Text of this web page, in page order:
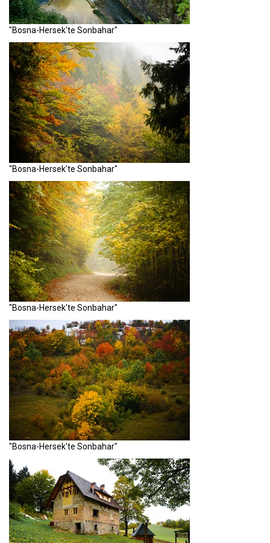
"Bosna-Hersek'te Sonbahar"
"Bosna-Hersek'te Sonbahar"
"Bosna-Hersek'te Sonbahar"
"Bosna-Hersek'te Sonbahar"